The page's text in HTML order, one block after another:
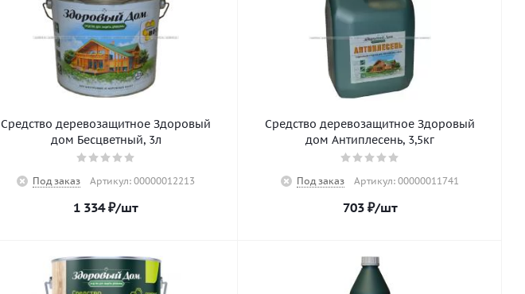
Средство деревозащитное Здоровый
дом Бесцветный, 3л
Под заказ Артикул: 00000012213
1 334₽/шт
Средство деревозащитное Здоровый
дом Антиплесень, 3,5кг
Под заказ Артикул: 00000011741
703₽/шт